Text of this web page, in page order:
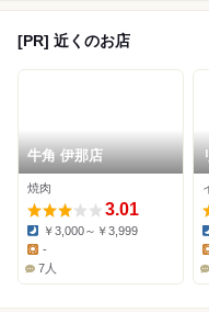
[PR] 近くのお店
牛角 伊那店
焼肉
3.01
Dinner:
￥3,000～￥3,999
Lunch:
-
7人